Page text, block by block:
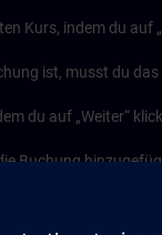
Kurs, indem du auf
ist, musst du
du auf „Weiter“
Buchung
ein, falls dein